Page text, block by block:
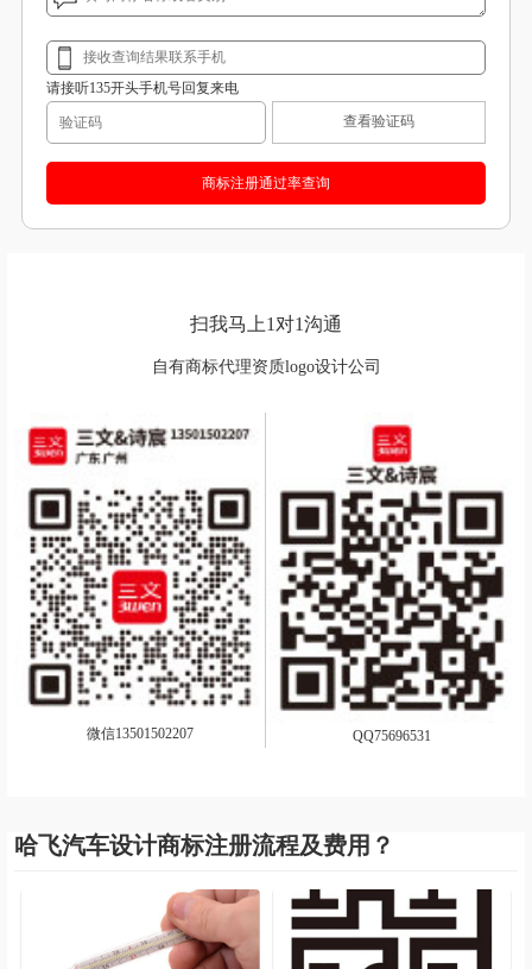
请接听135开头手机号回复来电
查看验证码
扫我马上1对1沟通
自有商标代理资质logo设计公司
微信13501502207 QQ75696531
哈飞汽车设计商标注册流程及费用？